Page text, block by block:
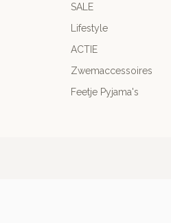
SALE
Lifestyle
ACTIE
Zwemaccessoires
Feetje Pyjama's